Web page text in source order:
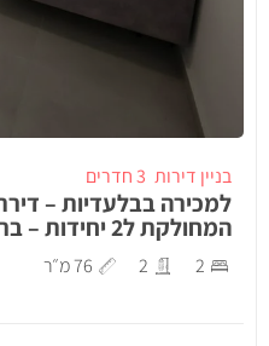
בניין דירות 3 חדרים
המחולקת ל2 יחידות – ברח' בלפור 31, באר שבע!
2
2 76 מ״ר